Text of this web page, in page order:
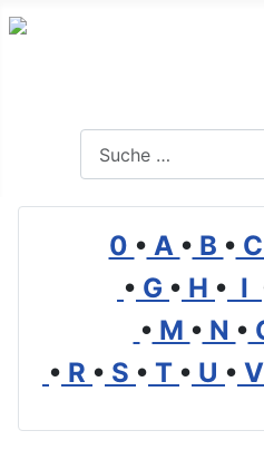
0 • A • B • C
• G • H • I
• M • N •
• R • S • T • U • V